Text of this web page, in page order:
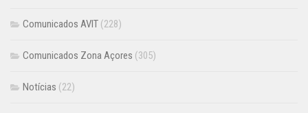
Comunicados AVIT (228)
Comunicados Zona Açores (305)
Notícias (22)